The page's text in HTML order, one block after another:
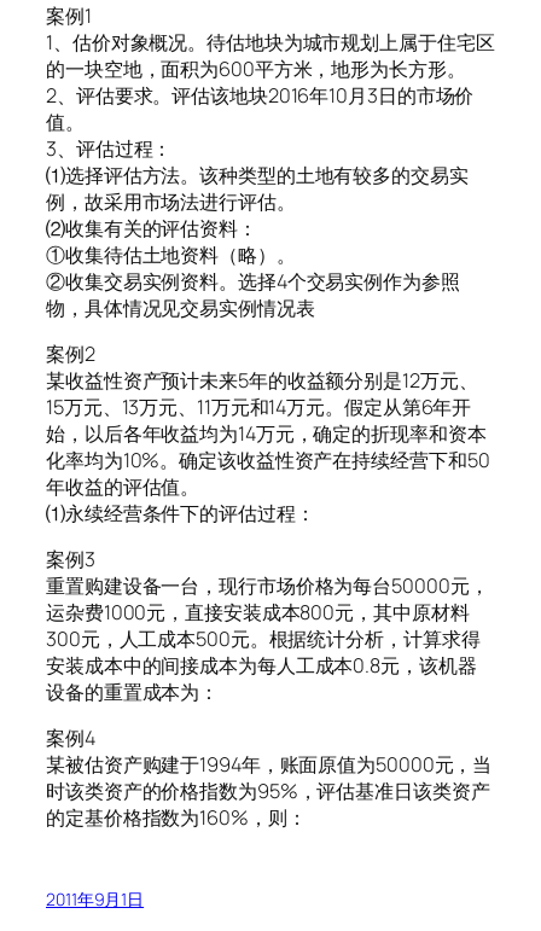
案例1
1、估价对象概况。待估地块为城市规划上属于住宅区
的一块空地，面积为600平方米，地形为长方形。
2、评估要求。评估该地块2016年10月3日的市场价
值。
3、评估过程：
⑴选择评估方法。该种类型的土地有较多的交易实
例，故采用市场法进行评估。
⑵收集有关的评估资料：
①收集待估土地资料（略）。
②收集交易实例资料。选择4个交易实例作为参照
物，具体情况见交易实例情况表
案例2
某收益性资产预计未来5年的收益额分别是12万元、
15万元、13万元、11万元和14万元。假定从第6年开
始，以后各年收益均为14万元，确定的折现率和资本
化率均为10%。确定该收益性资产在持续经营下和50
年收益的评估值。
⑴永续经营条件下的评估过程：
案例3
重置购建设备一台，现行市场价格为每台50000元，
运杂费1000元，直接安装成本800元，其中原材料
300元，人工成本500元。根据统计分析，计算求得
安装成本中的间接成本为每人工成本0.8元，该机器
设备的重置成本为：
案例4
某被估资产购建于1994年，账面原值为50000元，当
时该类资产的价格指数为95%，评估基准日该类资产
的定基价格指数为160%，则：
2011年9月1日